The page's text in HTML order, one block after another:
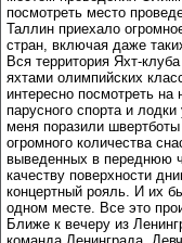
посмотреть место
Таллин приехало
стран, включая даже
Вся территория Яхт-
яхтами олимпийских
интересно посмотреть
парусного спорта и
меня поразили
огромного количества
выведенных в переднюю
качеству поверхности
концертный рояль. И их
одном месте. Все это
Ближе к вечеру из